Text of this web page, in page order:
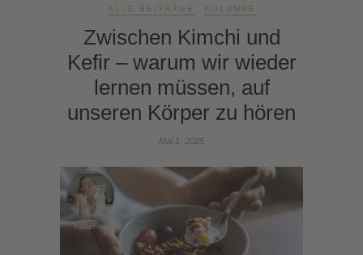
ALLE BEITRÄGE KOLUMNE
Zwischen Kimchi und
Kefir – warum wir wieder
lernen müssen, auf
unseren Körper zu hören
Mai 1, 2025